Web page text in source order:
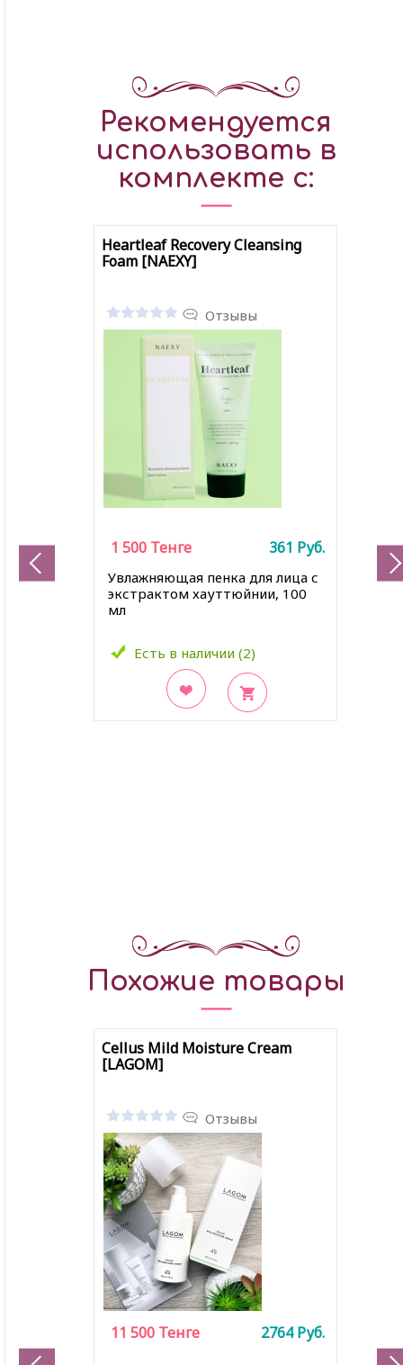
Рекомендуется
использовать в
комплекте с:
Heartleaf Recovery Cleansing
Foam [NAEXY]
Отзывы
Увлажняющая пенка для лица с
экстрактом хауттюйнии, 100
мл
Есть в наличии (2)
1 500 Тенге 361 Руб.
Похожие товары
Cellus Mild Moisture Cream
[LAGOM]
Отзывы
11 500 Тенге 2764Руб.